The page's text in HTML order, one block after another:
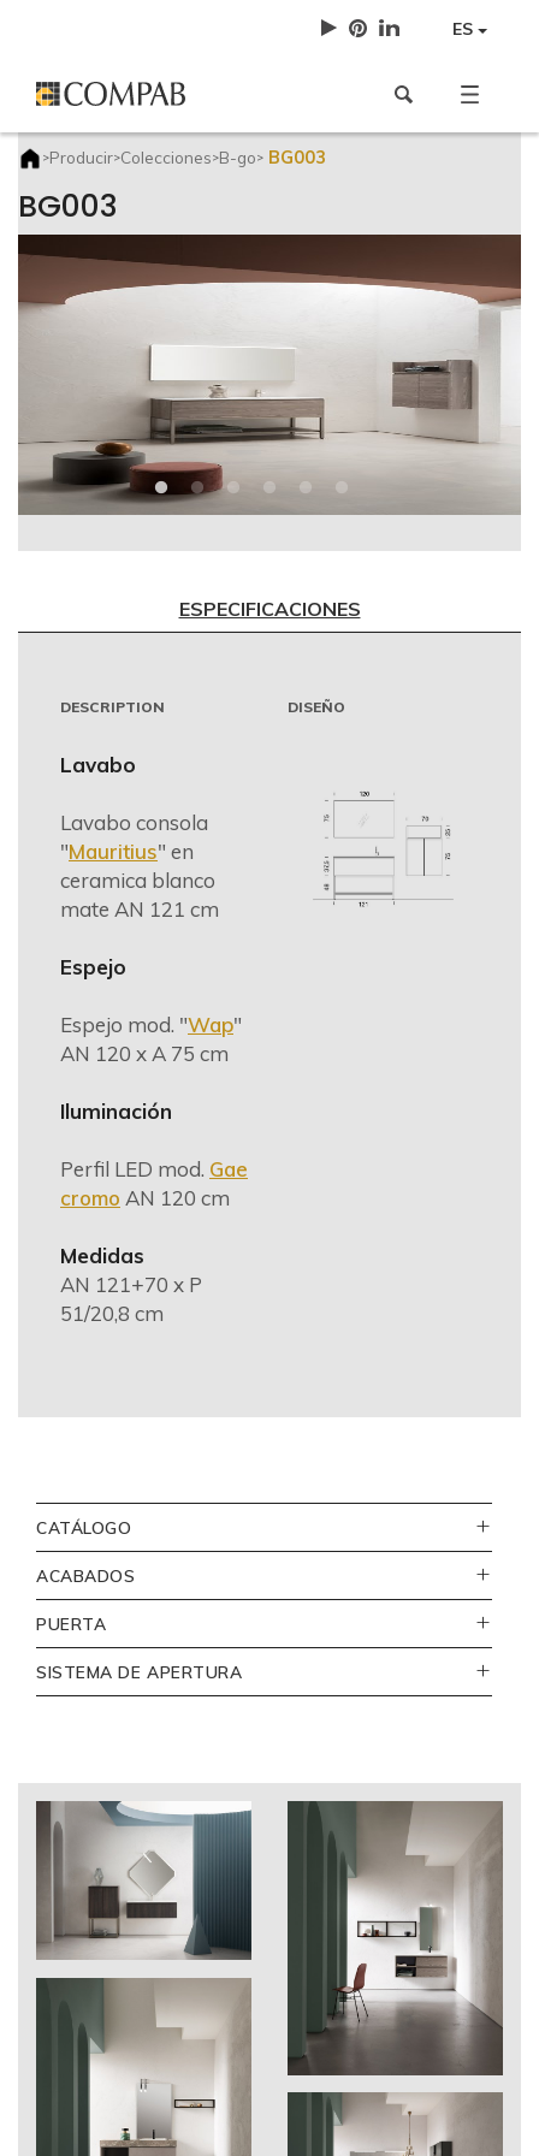
ES
>Producir>Colecciones>B-go> BG003
BG003
ESPECIFICACIONES
DESCRIPTION
Lavabo
Lavabo consola
"Mauritius" en
ceramica blanco
mate AN 121 cm
Espejo
Espejo mod. "Wap"
AN 120 x A 75 cm
Iluminación
Perfil LED mod. Gae
cromo AN 120 cm
Medidas
AN 121+70 x P
51/20,8 cm
DISEÑO
CATÁLOGO
B-go 2021
ACABADOS
Bianco opaco
206
Rugiada
PUERTA
laterale
SISTEMA DE APERTURA